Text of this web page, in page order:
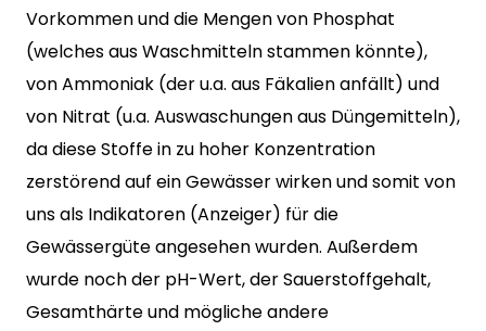
Vorkommen und die Mengen von Phosphat
(welches aus Waschmitteln stammen könnte),
von Ammoniak (der u.a. aus Fäkalien anfällt) und
von Nitrat (u.a. Auswaschungen aus Düngemitteln),
da diese Stoffe in zu hoher Konzentration
zerstörend auf ein Gewässer wirken und somit von
uns als Indikatoren (Anzeiger) für die
Gewässergüte angesehen wurden. Außerdem
wurde noch der pH-Wert, der Sauerstoffgehalt,
Gesamthärte und mögliche andere